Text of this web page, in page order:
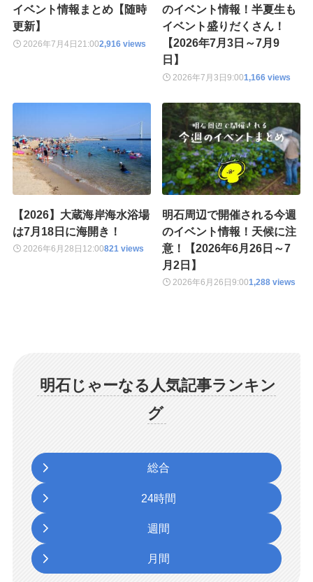
イベント情報まとめ【随時
更新】
2026年7月4日 21:002,916 views
のイベント情報！半夏生も
イベント盛りだくさん！
【2026年7月3日～7月9
日】
2026年7月3日9:001,166 views
【2026】大蔵海岸海水浴場
は7月18日に海開き！
2026年6月28日 12:00821 views
明石周辺で開催される今週
のイベント情報！天候に注
意！【2026年6月26日～7
月2日】
2026年6月26日9:001,288 views
明石じゃーなる人気記事ランキン
グ
総合
24時間
週間
月間